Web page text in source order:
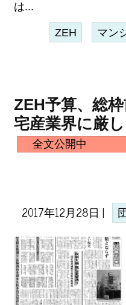
は...
ZEH マン
ZEH予算、総
宅産業界に厳
全文公開中
2017年12月28日 |